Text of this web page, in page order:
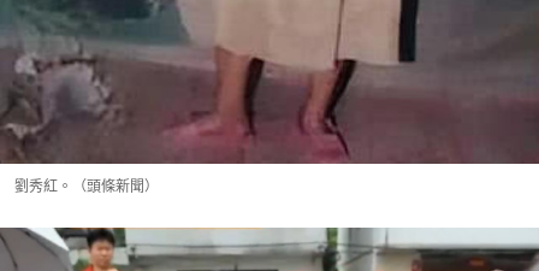
劉秀紅。（頭條新聞）